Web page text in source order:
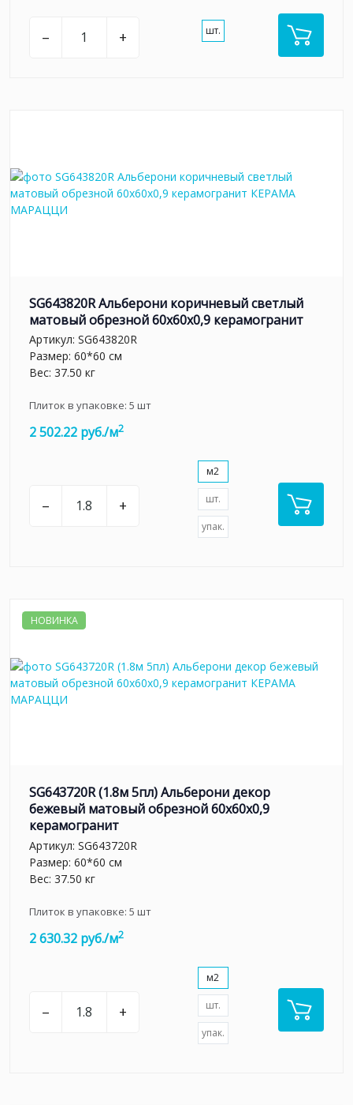
– + шт.
SG643820R Альберони коричневый светлый
матовый обрезной 60x60x0,9 керамогранит
Артикул: SG643820R
Размер: 60*60 см
Вес: 37.50 кг
Плиток в упаковке: 5 шт
2 502.22 руб./м2
– +
м2
шт.
упак.
НОВИНКА
SG643720R (1.8м 5пл) Альберони декор
бежевый матовый обрезной 60x60x0,9
керамогранит
Артикул: SG643720R
Размер: 60*60 см
Вес: 37.50 кг
Плиток в упаковке: 5 шт
2 630.32 руб./м2
– +
м2
шт.
упак.